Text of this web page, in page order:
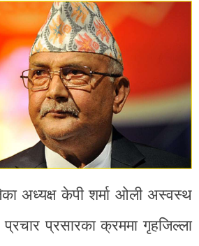
अध्यक्ष केपी शर्मा ओली अस्वस्थ
प्रसारका क्रममा गृहजिल्ला